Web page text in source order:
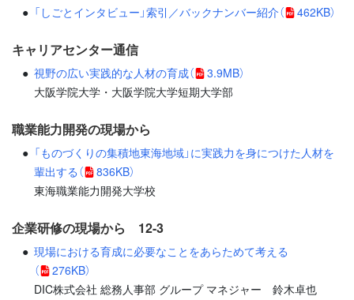
「しごとインタビュー」索引／バックナンバー紹介（ 462KB）
キャリアセンター通信
視野の広い実践的な人材の育成（
3.9MB）
大阪学院大学・大阪学院大学短期大学部
職業能力開発の現場から
「ものづくりの集積地東海地域」に実践力を身につけた人材を
輩出する （
836KB）
東海職業能力開発大学校
企業研修の現場から 12-3
現場における育成に必要なことをあらためて考える
（
276KB）
DIC株式会社 総務人事部 グループ マネジャー 鈴木卓也